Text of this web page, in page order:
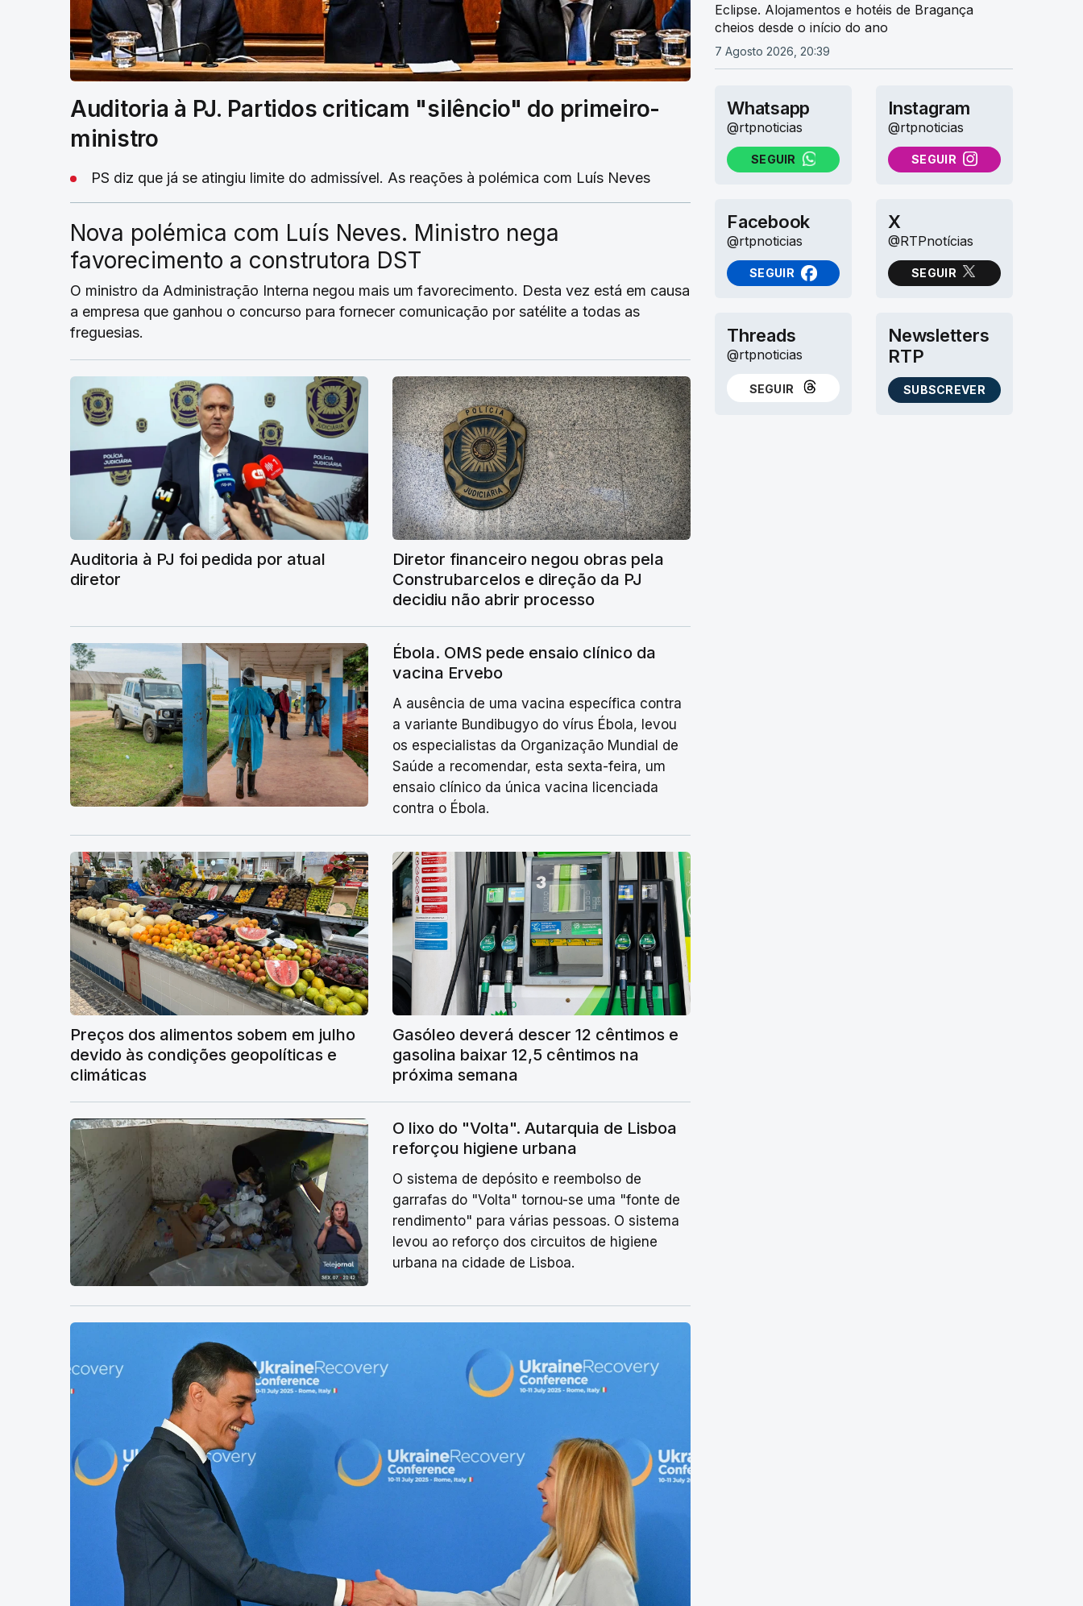
Auditoria à PJ. Partidos criticam "silêncio" do primeiro-
ministro
PS diz que já se atingiu limite do admissível. As reações à polémica com Luís Neves
Nova polémica com Luís Neves. Ministro nega
favorecimento a construtora DST
O ministro da Administração Interna negou mais um favorecimento. Desta vez está em causa
a empresa que ganhou o concurso para fornecer comunicação por satélite a todas as
freguesias.
Auditoria à PJ foi pedida por atual
diretor
Diretor financeiro negou obras pela
Construbarcelos e direção da PJ
decidiu não abrir processo
Ébola. OMS pede ensaio clínico da
vacina Ervebo
A ausência de uma vacina específica contra
a variante Bundibugyo do vírus Ébola, levou
os especialistas da Organização Mundial de
Saúde a recomendar, esta sexta-feira, um
ensaio clínico da única vacina licenciada
contra o Ébola.
Preços dos alimentos sobem em julho
devido às condições geopolíticas e
climáticas
Gasóleo deverá descer 12 cêntimos e
gasolina baixar 12,5 cêntimos na
próxima semana
O lixo do "Volta". Autarquia de Lisboa
reforçou higiene urbana
O sistema de depósito e reembolso de
garrafas do "Volta" tornou-se uma "fonte de
rendimento" para várias pessoas. O sistema
levou ao reforço dos circuitos de higiene
urbana na cidade de Lisboa.
Eclipse. Alojamentos e hotéis de Bragança
cheios desde o início do ano
7 Agosto 2026, 20:39
Whatsapp
@rtpnoticias
SEGUIR
NO WHATSAPP
Instagram
@rtpnoticias
SEGUIR
NO INSTAGRAM
Facebook
@rtpnoticias
SEGUIR
NO FACEBOOK
X
@RTPnotícias
SEGUIR
NO X (TWITTER)
Threads
@rtpnoticias
SEGUIR
NO THREADS
Newsletters
RTP
SUBSCREVER
AS NEWSLETTERS RTP